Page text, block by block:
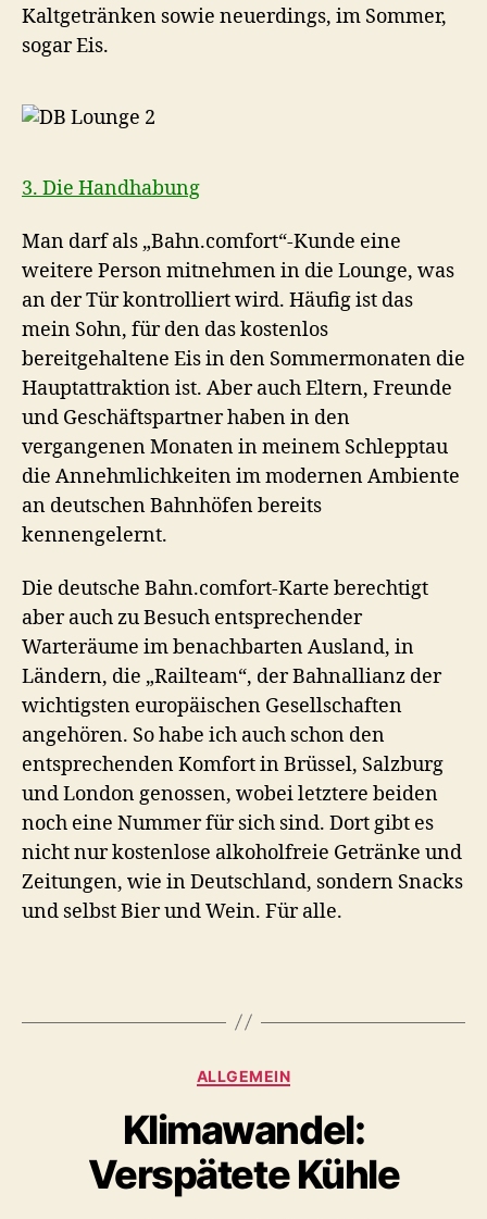
Kaltgetränken sowie neuerdings, im Sommer,
sogar Eis.
3. Die Handhabung
Man darf als „Bahn.comfort“-Kunde eine
weitere Person mitnehmen in die Lounge, was
an der Tür kontrolliert wird. Häufig ist das
mein Sohn, für den das kostenlos
bereitgehaltene Eis in den Sommermonaten die
Hauptattraktion ist. Aber auch Eltern, Freunde
und Geschäftspartner haben in den
vergangenen Monaten in meinem Schlepptau
die Annehmlichkeiten im modernen Ambiente
an deutschen Bahnhöfen bereits
kennengelernt.
Die deutsche Bahn.comfort-Karte berechtigt
aber auch zu Besuch entsprechender
Warteräume im benachbarten Ausland, in
Ländern, die „Railteam“, der Bahnallianz der
wichtigsten europäischen Gesellschaften
angehören. So habe ich auch schon den
entsprechenden Komfort in Brüssel, Salzburg
und London genossen, wobei letztere beiden
noch eine Nummer für sich sind. Dort gibt es
nicht nur kostenlose alkoholfreie Getränke und
Zeitungen, wie in Deutschland, sondern Snacks
und selbst Bier und Wein. Für alle.
Kategorien
ALLGEMEIN
Klimawandel:
Verspätete Kühle